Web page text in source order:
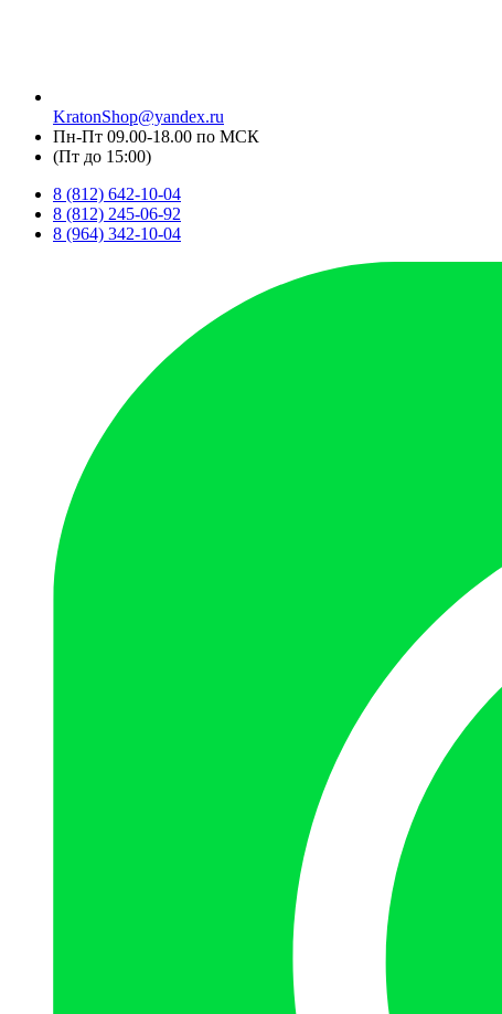
KratonShop@yandex.ru
Пн-Пт 09.00-18.00 по МСК
(Пт до 15:00)
8 (812) 642-10-04
8 (812) 245-06-92
8 (964) 342-10-04